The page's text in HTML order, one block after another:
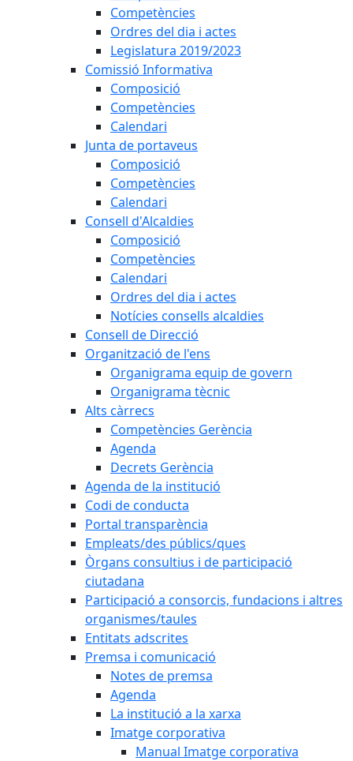
Competències
Ordres del dia i actes
Legislatura 2019/2023
Comissió Informativa
Composició
Competències
Calendari
Junta de portaveus
Composició
Competències
Calendari
Consell d'Alcaldies
Composició
Competències
Calendari
Ordres del dia i actes
Notícies consells alcaldies
Consell de Direcció
Organització de l'ens
Organigrama equip de govern
Organigrama tècnic
Alts càrrecs
Competències Gerència
Agenda
Decrets Gerència
Agenda de la institució
Codi de conducta
Portal transparència
Empleats/des públics/ques
Òrgans consultius i de participació
ciutadana
Participació a consorcis, fundacions i altres
organismes/taules
Entitats adscrites
Premsa i comunicació
Notes de premsa
Agenda
La institució a la xarxa
Imatge corporativa
Manual Imatge corporativa